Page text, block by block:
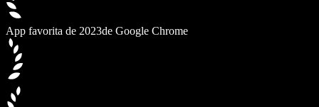
App favorita de 2023de Google Chrome